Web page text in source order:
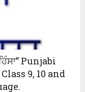
Punjabi
9, 10 and